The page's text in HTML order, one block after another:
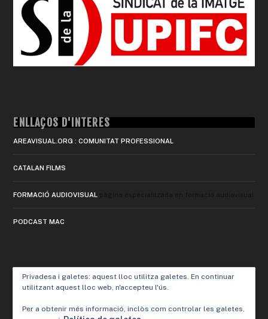
ENLLAÇOS D'INTERÈS
AREAVISUAL.ORG : COMUNITAT PROFESSIONAL
CATALAN FILMS
FORMACIÓ AUDIOVISUAL
PODCAST MAC
Privadesa i galetes: aquest lloc utilitza galetes. En continuar
utilitzant aquest lloc web, n'accepteu l'ús.
Per a obtenir més informació, inclòs com controlar les galetes,